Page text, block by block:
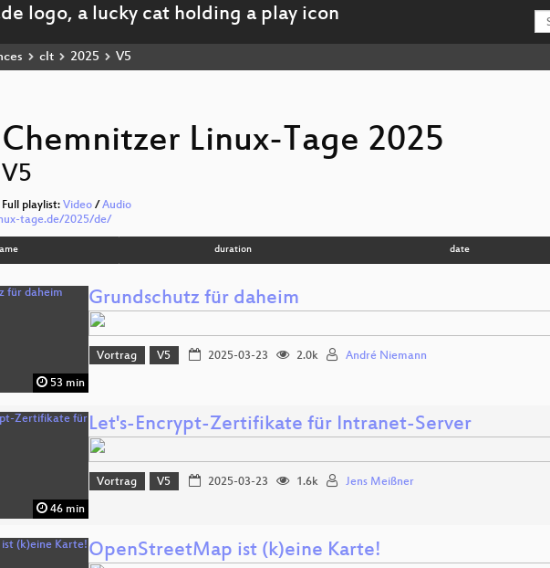
clt 2025 V5
Chemnitzer Linux-Tage 2025
V5
Full playlist: Video / Audio
tage.de/2025/de/
duration date
53 min
Grundschutz für daheim
Vortrag V5 2025-03-23 2.0k André Niemann
46 min
Let's-Encrypt-Zertifikate für Intranet-Server
Vortrag V5 2025-03-23 1.6k Jens Meißner
OpenStreetMap ist (k)eine Karte!